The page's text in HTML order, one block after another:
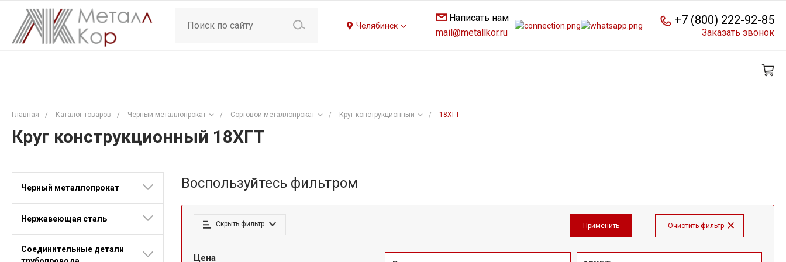
Челябинск
Написать нам
mail@metallkor.ru
+7 (800) 222-92-85
Заказать звонок
Главная / Каталог товаров / Черный металлопрокат / Сортовой металлопрокат / Круг конструкционный / 18ХГТ
Круг конструкционный 18ХГТ
Черный металлопрокат
Нержавеющая сталь
Соединительные детали
Воспользуйтесь фильтром
Скрыть фильтр
Цена